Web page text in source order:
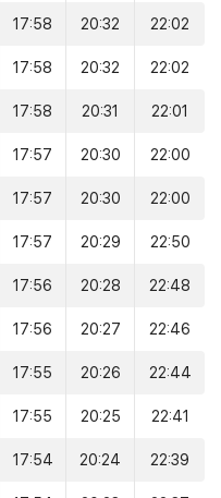
17:58 20:32 22:02
17:58 20:32 22:02
17:58 20:31 22:01
17:57 20:30 22:00
17:57 20:30 22:00
17:57 20:29 22:50
17:56 20:28 22:48
17:56 20:27 22:46
17:55 20:26 22:44
17:55 20:25 22:41
17:54 20:24 22:39